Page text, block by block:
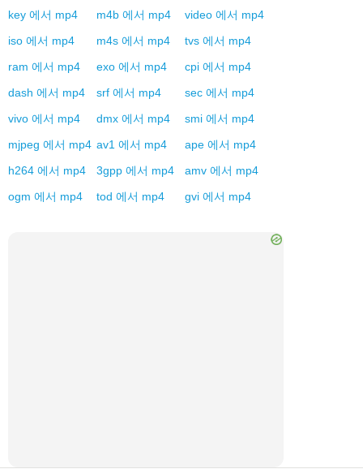
key 에서 mp4 m4b 에서 mp4 video 에서 mp4
iso 에서 mp4 m4s 에서 mp4 tvs 에서 mp4
ram 에서 mp4 exo 에서 mp4 cpi 에서 mp4
dash 에서 mp4 srf 에서 mp4 sec 에서 mp4
vivo 에서 mp4 dmx 에서 mp4 smi 에서 mp4
mjpeg 에서 mp4 av1 에서 mp4 ape 에서 mp4
h264 에서 mp4 3gpp 에서 mp4 amv 에서 mp4
ogm 에서 mp4 tod 에서 mp4 gvi 에서 mp4